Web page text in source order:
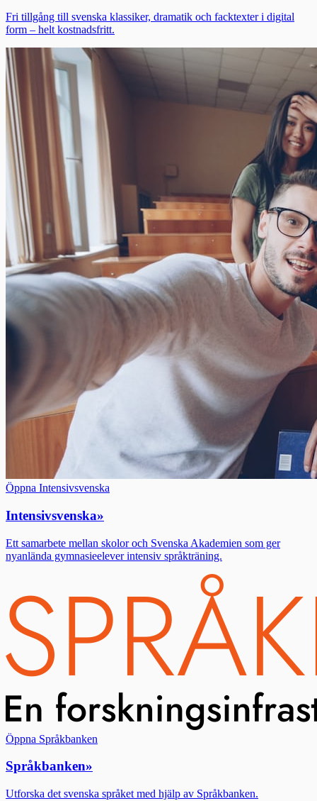
Fri tillgång till svenska klassiker, dramatik och facktexter i digital
form – helt kostnadsfritt.
Öppna Intensivsvenska
Intensivsvenska»
Ett samarbete mellan skolor och Svenska Akademien som ger
nyanlända gymnasieelever intensiv språkträning.
Öppna Språkbanken
Språkbanken»
Utforska det svenska språket med hjälp av Språkbanken.